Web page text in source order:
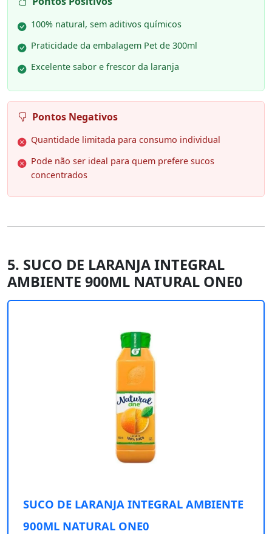
100% natural, sem aditivos químicos
Praticidade da embalagem Pet de 300ml
Excelente sabor e frescor da laranja
Pontos Negativos
Quantidade limitada para consumo individual
Pode não ser ideal para quem prefere sucos
concentrados
5. SUCO DE LARANJA INTEGRAL
AMBIENTE 900ML NATURAL ONE0
SUCO DE LARANJA INTEGRAL AMBIENTE
900ML NATURAL ONE0